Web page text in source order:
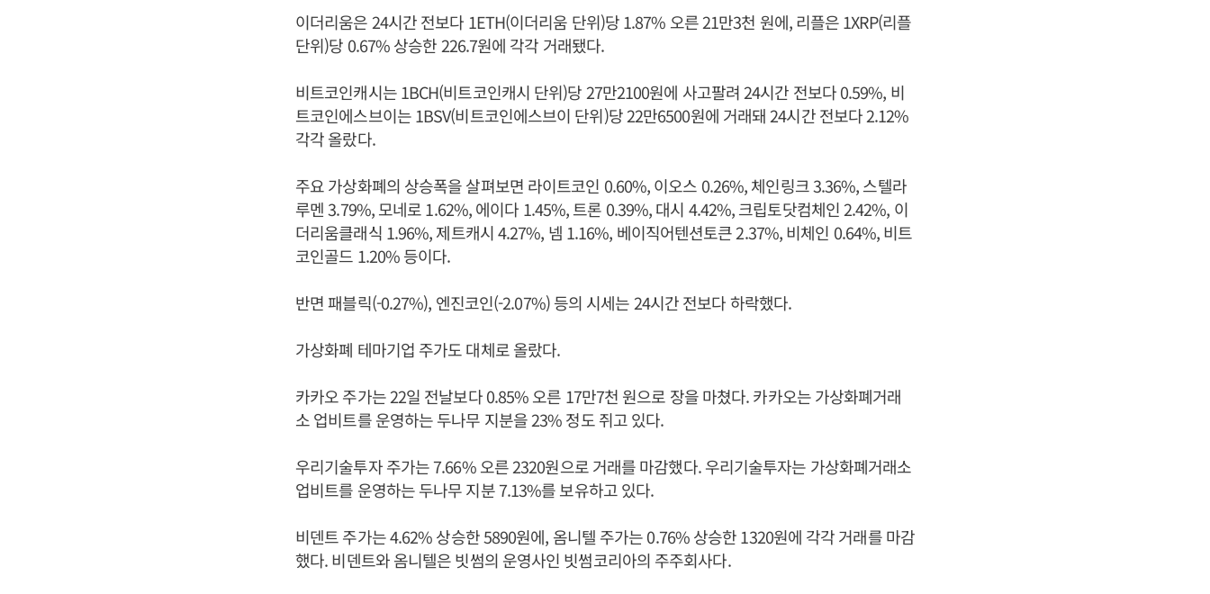
이더리움은 24시간 전보다 1ETH(이더리움 단위)당 1.87% 오른 21만3천 원에, 리플은 1XRP(리플
단위)당 0.67% 상승한 226.7원에 각각 거래됐다.
비트코인캐시는 1BCH(비트코인캐시 단위)당 27만2100원에 사고팔려 24시간 전보다 0.59%, 비
트코인에스브이는 1BSV(비트코인에스브이 단위)당 22만6500원에 거래돼 24시간 전보다 2.12%
각각 올랐다.
주요 가상화폐의 상승폭을 살펴보면 라이트코인 0.60%, 이오스 0.26%, 체인링크 3.36%, 스텔라
루멘 3.79%, 모네로 1.62%, 에이다 1.45%, 트론 0.39%, 대시 4.42%, 크립토닷컴체인 2.42%, 이
더리움클래식 1.96%, 제트캐시 4.27%, 넴 1.16%, 베이직어텐션토큰 2.37%, 비체인 0.64%, 비트
코인골드 1.20% 등이다.
반면 패블릭(-0.27%), 엔진코인(-2.07%) 등의 시세는 24시간 전보다 하락했다.
가상화폐 테마기업 주가도 대체로 올랐다.
카카오 주가는 22일 전날보다 0.85% 오른 17만7천 원으로 장을 마쳤다. 카카오는 가상화폐거래
소 업비트를 운영하는 두나무 지분을 23% 정도 쥐고 있다.
우리기술투자 주가는 7.66% 오른 2320원으로 거래를 마감했다. 우리기술투자는 가상화폐거래소
업비트를 운영하는 두나무 지분 7.13%를 보유하고 있다.
비덴트 주가는 4.62% 상승한 5890원에, 옴니텔 주가는 0.76% 상승한 1320원에 각각 거래를 마감
했다. 비덴트와 옴니텔은 빗썸의 운영사인 빗썸코리아의 주주회사다.